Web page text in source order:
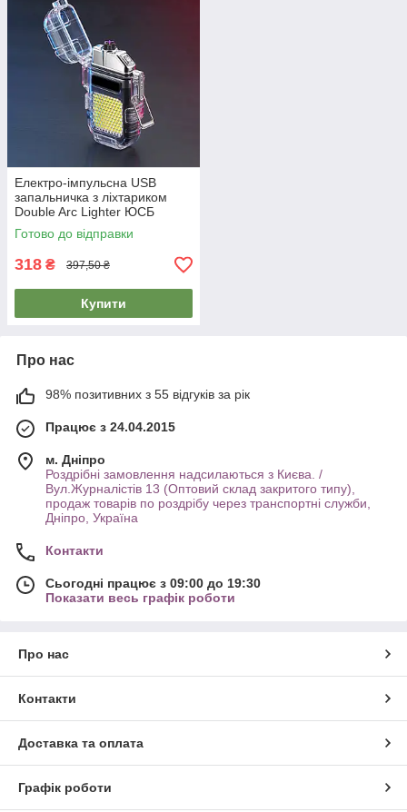
Електро-імпульсна USB
запальничка з ліхтариком
Double Arc Lighter ЮСБ
запальничка з двома
блискавками
Готово до відправки
318 ₴ 397,50 ₴
Купити
Про нас
98% позитивних з 55 відгуків за рік
Працює з 24.04.2015
м. Дніпро
Роздрібні замовлення надсилаються з Києва. /
Вул.Журналістів 13 (Оптовий склад закритого типу),
продаж товарів по роздрібу через транспортні служби,
Дніпро, Україна
Контакти
Сьогодні працює з 09:00 до 19:30
Показати весь графік роботи
Про нас
Контакти
Доставка та оплата
Графік роботи